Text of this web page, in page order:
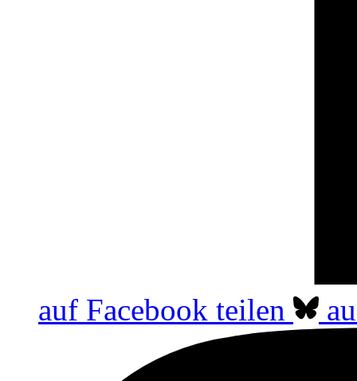
auf Facebook teilen